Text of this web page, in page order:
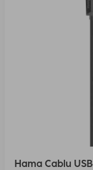
Hama Cablu